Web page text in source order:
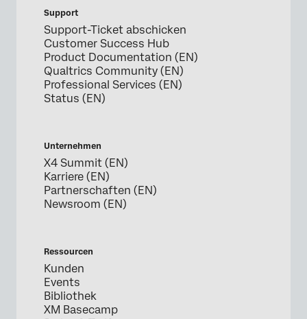
Support
Support-Ticket abschicken
Customer Success Hub
Product Documentation (EN)
Qualtrics Community (EN)
Professional Services (EN)
Status (EN)
Unternehmen
X4 Summit (EN)
Karriere (EN)
Partnerschaften (EN)
Newsroom (EN)
Ressourcen
Kunden
Events
Bibliothek
XM Basecamp